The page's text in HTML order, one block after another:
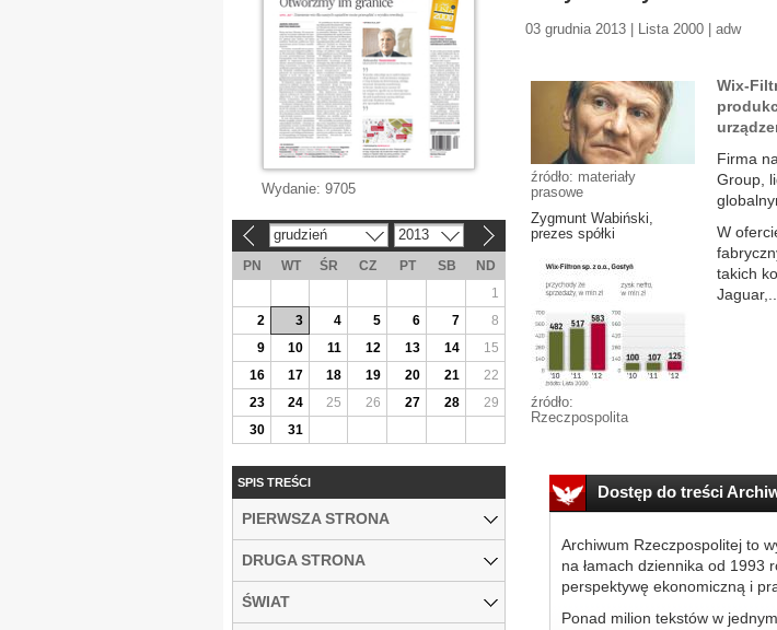
03 grudnia 2013 | Lista 2000 | adw
źródło: materiały
prasowe
Zygmunt Wabiński,
prezes spółki
źródło:
Rzeczpospolita
Wix-
Firma
Group,
W
takich
Jaguar,...
Dostęp do treści
Archiwum Rzeczpospolitej to
na łamach dziennika od 1993
perspektywę ekonomiczną i
Ponad milion tekstów w
Wydanie: 9705
grudzień 2013
PN WT ŚR CZ PT SB
ND
1
2
3 4 5 6 7
8
9
10 11 12 13 14
15
16
17 18 19 20 21
22
23
24 25 26 27 28
29
30
31
SPIS TREŚCI
PIERWSZA STRONA
DRUGA STRONA
ŚWIAT